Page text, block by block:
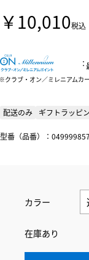
￥10,010税込
：
クラブ・オン／ミレニアムカ
配送のみ ギフトラッピ
型番（品番）：
カラー
在庫あり